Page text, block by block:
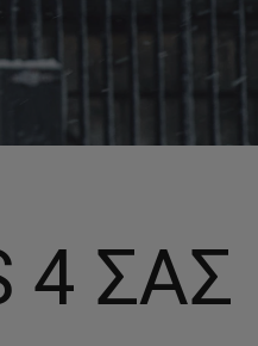
4 ΣΑΣ